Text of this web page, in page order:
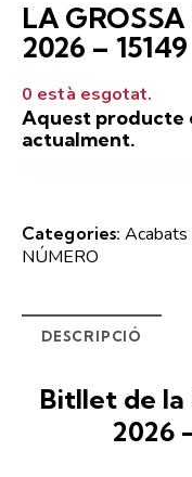
LA GROSSA
2026 – 15149
0 està esgotat.
Aquest producte
actualment.
Categories:Acabats
NÚMERO
DESCRIPCIÓ
Bitllet de la
2026